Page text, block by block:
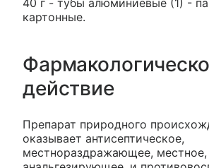
40 г - тубы алюминиевые (1) -
картонные.
действие
Препарат природного
оказывает антисептическое,
местнораздражающее, местное,